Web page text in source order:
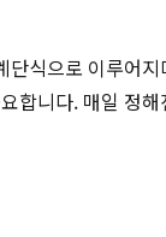
식으로 이루어
합니다. 매일 정